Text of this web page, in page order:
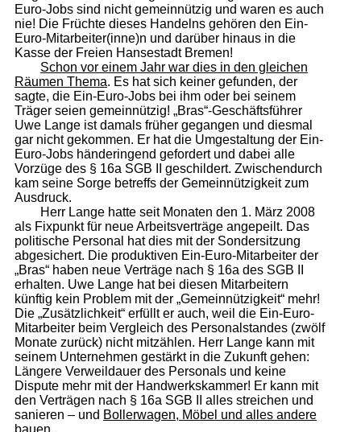
Euro-Jobs sind nicht gemeinnützig und waren es auch
nie! Die Früchte dieses Handelns gehören den Ein-
Euro-Mitarbeiter(inne)n und darüber hinaus in die
Kasse der Freien Hansestadt Bremen!
Schon vor einem Jahr war dies in den gleichen
Räumen Thema. Es hat sich keiner gefunden, der
sagte, die Ein-Euro-Jobs bei ihm oder bei seinem
Träger seien gemeinnützig! „Bras“-Geschäftsführer
Uwe Lange ist damals früher gegangen und diesmal
gar nicht gekommen. Er hat die Umgestaltung der Ein-
Euro-Jobs händeringend gefordert und dabei alle
Vorzüge des § 16a SGB II geschildert. Zwischendurch
kam seine Sorge betreffs der Gemeinnützigkeit zum
Ausdruck.
Herr Lange hatte seit Monaten den 1. März 2008
als Fixpunkt für neue Arbeitsverträge angepeilt. Das
politische Personal hat dies mit der Sondersitzung
abgesichert. Die produktiven Ein-Euro-Mitarbeiter der
„Bras“ haben neue Verträge nach § 16a des SGB II
erhalten. Uwe Lange hat bei diesen Mitarbeitern
künftig kein Problem mit der „Gemeinnützigkeit“ mehr!
Die „Zusätzlichkeit“ erfüllt er auch, weil die Ein-Euro-
Mitarbeiter beim Vergleich des Personalstandes (zwölf
Monate zurück) nicht mitzählen. Herr Lange kann mit
seinem Unternehmen gestärkt in die Zukunft gehen:
Längere Verweildauer des Personals und keine
Dispute mehr mit der Handwerkskammer! Er kann mit
den Verträgen nach § 16a SGB II alles streichen und
sanieren – und Bollerwagen, Möbel und alles andere
bauen.